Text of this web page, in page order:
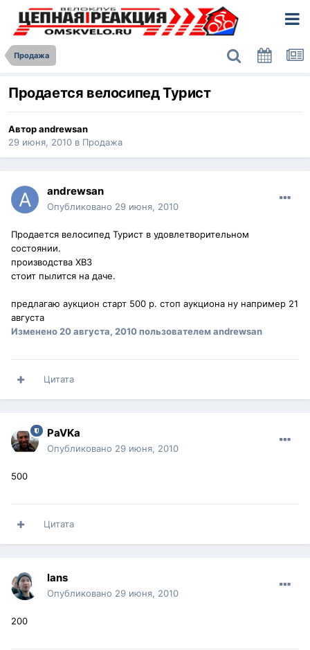
Продажа
Продается велосипед Турист
Авторandrewsan
29 июня, 2010 в Продажа
andrewsan
Опубликовано 29 июня, 2010
Продается велосипед Турист в удовлетворительном
состоянии.
производства ХВЗ
стоит пылится на даче.
предлагаю аукцион старт 500 р. стоп аукциона ну например 21
августа
Изменено20 августа, 2010пользователем andrewsan
Цитата
PaVKa
Опубликовано 29 июня, 2010
500
Цитата
lans
Опубликовано 29 июня, 2010
200